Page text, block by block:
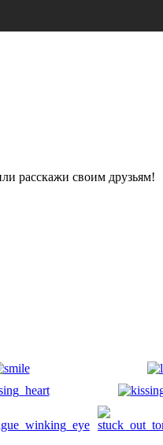
расскажи своим друзьям!